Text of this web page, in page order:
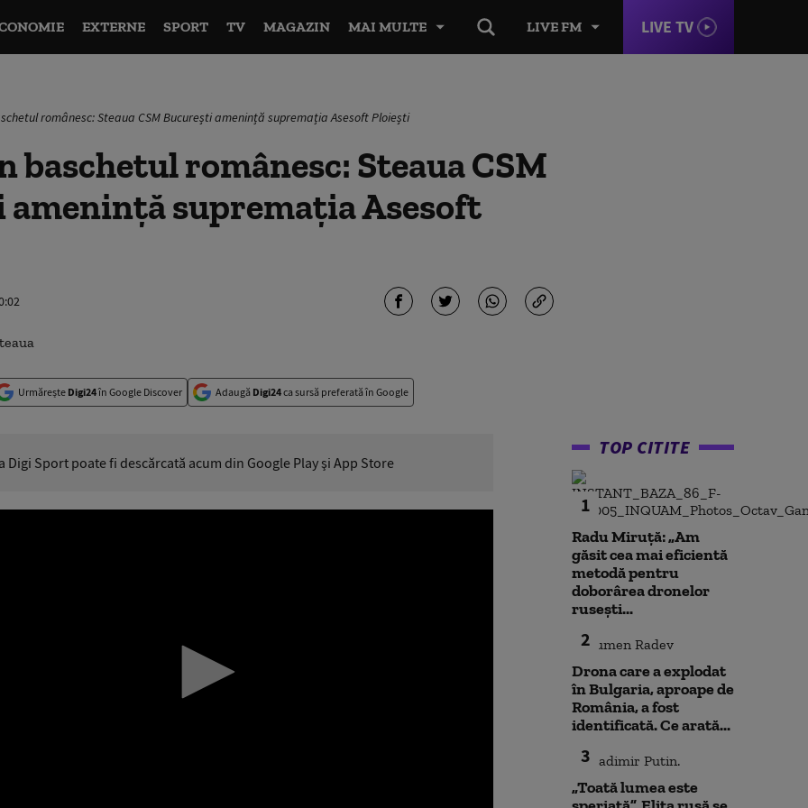
LIVE FM LIVE TV
EXTERNE SPORT TV MAGAZIN MAI MULTE
românesc: Steaua CSM București amenință supremația Asesoft Ploiești
baschetul românesc: Steaua CSM
amenință supremația Asesoft
Urmărește Digi24în Google Discover Adaugă Digi24ca sursă preferată în Google
Digi Sport poate fi descărcată acum din Google Play şi App Store
TOP CITITE
1
Radu Miruță: „Am
găsit cea mai eficientă
metodă pentru
doborârea dronelor
rusești...
2
Drona care a explodat
în Bulgaria, aproape de
România, a fost
identificată. Ce arată...
3
„Toată lumea este